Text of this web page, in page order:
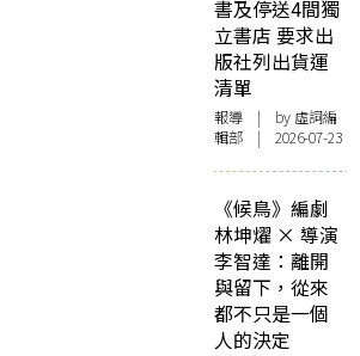
書及停送4間獨
立書店 要求出
版社列出貨運
清單
報導 | by 虛詞編
輯部 | 2026-07-23
《候鳥》編劇
林坤燿 × 導演
李智達：離開
與留下，從來
都不只是一個
人的決定